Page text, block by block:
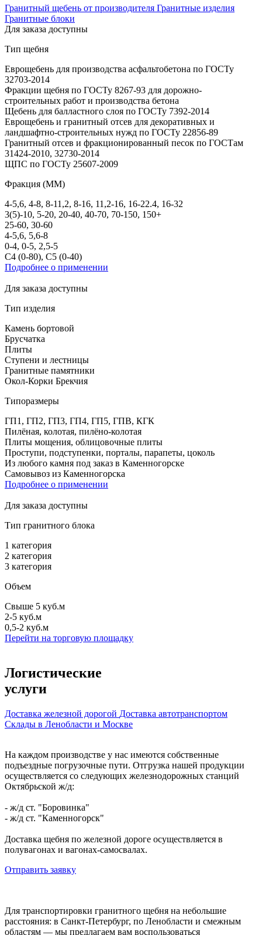
Гранитный щебень от производителя Гранитные изделия
Гранитные блоки
Для заказа доступны
Тип щебня
Еврощебень для производства асфальтобетона по ГОСТу
32703-2014
Фракции щебня по ГОСТу 8267-93 для дорожно-
строительных работ и производства бетона
Щебень для балластного слоя по ГОСТу 7392-2014
Еврощебень и гранитный отсев для декоративных и
ландшафтно-строительных нужд по ГОСТу 22856-89
Гранитный отсев и фракционированный песок по ГОСТам
31424-2010, 32730-2014
ЩПС по ГОСТу 25607-2009
Фракция (ММ)
4-5,6, 4-8, 8-11,2, 8-16, 11,2-16, 16-22.4, 16-32
3(5)-10, 5-20, 20-40, 40-70, 70-150, 150+
25-60, 30-60
4-5,6, 5,6-8
0-4, 0-5, 2,5-5
С4 (0-80), С5 (0-40)
Подробнее о применении
Для заказа доступны
Тип изделия
Камень бортовой
Брусчатка
Плиты
Ступени и лестницы
Гранитные памятники
Окол-Корки Брекчия
Типоразмеры
ГП1, ГП2, ГП3, ГП4, ГП5, ГПВ, КГК
Пилёная, колотая, пилёно-колотая
Плиты мощения, облицовочные плиты
Проступи, подступенки, порталы, парапеты, цоколь
Из любого камня под заказ в Каменногорске
Самовывоз из Каменногорска
Подробнее о применении
Для заказа доступны
Тип гранитного блока
1 категория
2 категория
3 категория
Объем
Свыше 5 куб.м
2-5 куб.м
0,5-2 куб.м
Перейти на торговую площадку
Логистические
услуги
Доставка железной дорогой Доставка автотранспортом
Склады в Ленобласти и Москве
На каждом производстве у нас имеются собственные
подъездные погрузочные пути. Отгрузка нашей продукции
осуществляется со следующих железнодорожных станций
Октябрьской ж/д:
- ж/д ст. "Боровинка"
- ж/д ст. "Каменногорск"
Доставка щебня по железной дороге осуществляется в
полувагонах и вагонах-самосвалах.
Отправить заявку
Для транспортировки гранитного щебня на небольшие
расстояния: в Санкт-Петербург, по Ленобласти и смежным
областям — мы предлагаем вам воспользоваться